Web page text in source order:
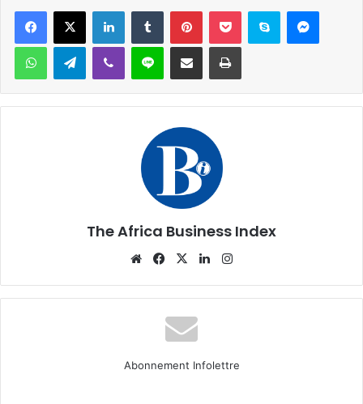
Facebook
X LinkedinTumblr PinterestPocket Skype
WhatsAppTelegramViber Ligne Partager par email Imprimer
The Africa Business Index
WebsiteFacebook
X Linkedin
Abonnement Infolettre